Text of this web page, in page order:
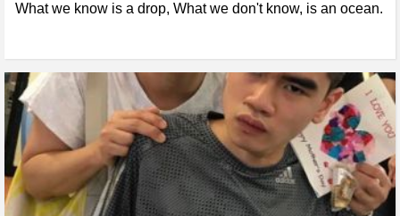
What we know is a drop, What we don't know, is an ocean.